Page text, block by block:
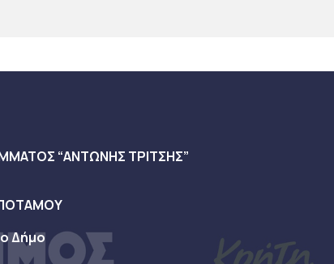
“ΑΝΤΩΝΗΣ ΤΡΙΤΣΗΣ”
Δήμο